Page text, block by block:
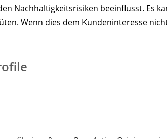
Nachhaltigkeitsrisiken beeinflusst. Es
Wenn dies dem Kundeninteresse